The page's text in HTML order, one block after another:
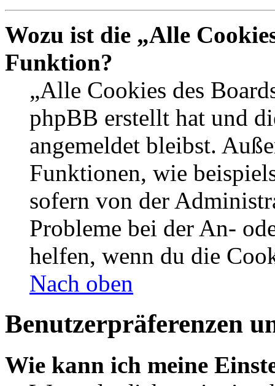
Wozu ist die „Alle
Funktion?
„Alle Cookies des
phpBB erstellt hat und
angemeldet bleibst.
Funktionen, wie
sofern von der
Probleme bei der An-
helfen, wenn du die
Nach oben
Benutzerpräferenzen
Wie kann ich meine